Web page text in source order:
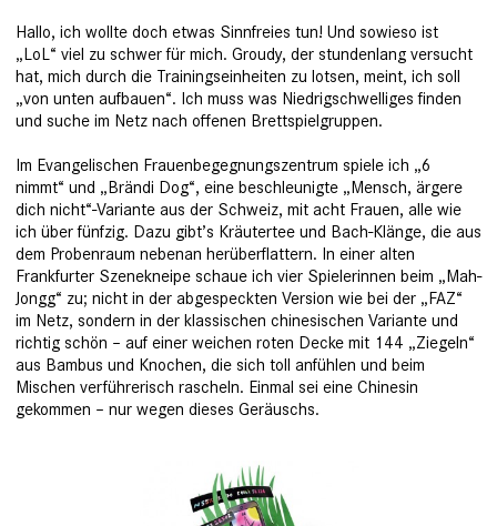
Hallo, ich wollte doch etwas Sinnfreies tun! Und sowieso ist
„LoL“ viel zu schwer für mich. Groudy, der stundenlang versucht
hat, mich durch die Trainingseinheiten zu lotsen, meint, ich soll
„von unten aufbauen“. Ich muss was Niedrigschwelliges finden
und suche im Netz nach offenen Brettspielgruppen.
Im Evangelischen Frauenbegegnungszentrum spiele ich „6
nimmt“ und „Brändi Dog“, eine beschleunigte „Mensch, ärgere
dich nicht“-Variante aus der Schweiz, mit acht Frauen, alle wie
ich über fünfzig. Dazu gibt’s Kräutertee und Bach-Klänge, die aus
dem Probenraum nebenan herüberflattern. In einer alten
Frankfurter Szenekneipe schaue ich vier Spielerinnen beim „Mah-
Jongg“ zu; nicht in der abgespeckten Version wie bei der „FAZ“
im Netz, sondern in der klassischen chinesischen Variante und
richtig schön – auf einer weichen roten Decke mit 144 „Ziegeln“
aus Bambus und Knochen, die sich toll anfühlen und beim
Mischen verführerisch rascheln. Einmal sei eine Chinesin
gekommen – nur wegen dieses Geräuschs.